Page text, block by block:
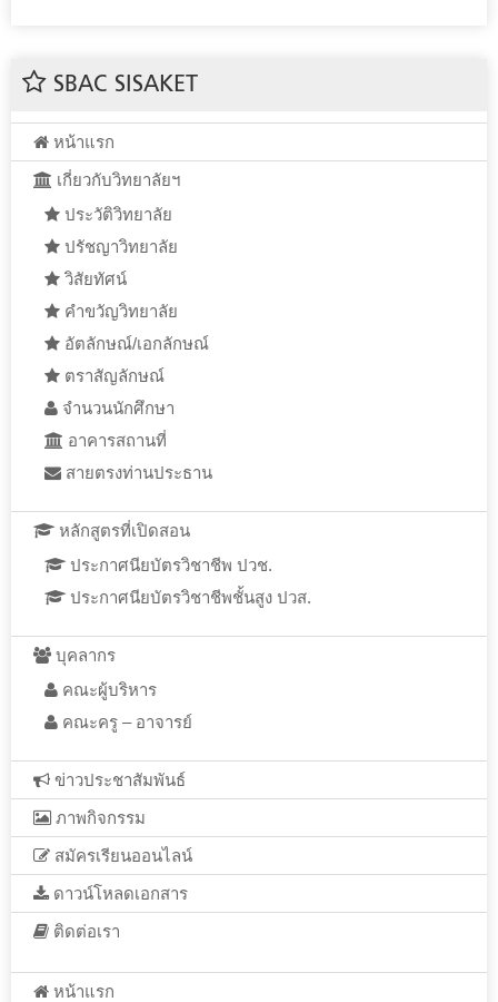
SBAC SISAKET
หน้าแรก
เกี่ยวกับวิทยาลัยฯ
ประวัติวิทยาลัย
ปรัชญาวิทยาลัย
วิสัยทัศน์
คำขวัญวิทยาลัย
อัตลักษณ์/เอกลักษณ์
ตราสัญลักษณ์
จำนวนนักศึกษา
อาคารสถานที่
สายตรงท่านประธาน
หลักสูตรที่เปิดสอน
ประกาศนียบัตรวิชาชีพ ปวช.
ประกาศนียบัตรวิชาชีพชั้นสูง ปวส.
บุคลากร
คณะผู้บริหาร
คณะครู – อาจารย์
ข่าวประชาสัมพันธ์
ภาพกิจกรรม
สมัครเรียนออนไลน์
ดาวน์โหลดเอกสาร
ติดต่อเรา
หน้าแรก